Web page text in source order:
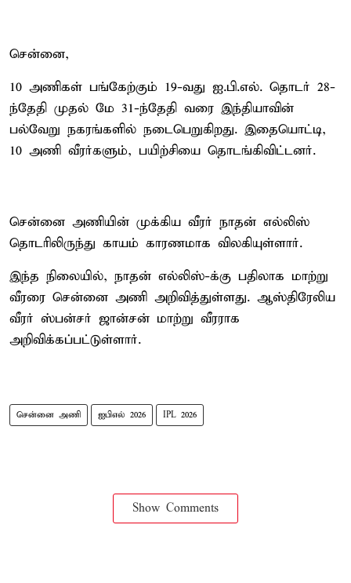
சென்னை,
10 அணிகள் பங்கேற்கும் 19-வது ஐ.பி.எல். தொடர் 28-
ந்தேதி முதல் மே 31-ந்தேதி வரை இந்தியாவின்
பல்வேறு நகரங்களில் நடைபெறுகிறது. இதையொட்டி,
10 அணி வீரர்களும், பயிற்சியை தொடங்கிவிட்டனர்.
சென்னை அணியின் முக்கிய வீரர் நாதன் எல்லிஸ்
தொடரிலிருந்து காயம் காரணமாக விலகியுள்ளார்.
இந்த நிலையில், நாதன் எல்லிஸ்-க்கு பதிலாக மாற்று
வீரரை சென்னை அணி அறிவித்துள்ளது. ஆஸ்திரேலிய
வீரர் ஸ்பன்சர் ஜான்சன் மாற்று வீரராக
அறிவிக்கப்பட்டுள்ளார்.
சென்னை அணி ஐபிஎல் 2026 IPL 2026
Show Comments